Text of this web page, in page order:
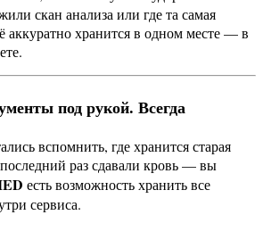
скан анализа или где та самая
аккуратно хранится в одном месте — в
под рукой. Всегда
вспомнить, где хранится старая
раз сдавали кровь — вы
есть возможность хранить все
сервиса.